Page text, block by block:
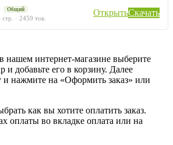
Общий
· 2459 тов.
ОткрытьСкачать
нашем интернет-магазине выберите
и добавьте его в корзину. Далее
и нажмите на «Оформить заказ» или
как вы хотите оплатить заказ.
оплаты во вкладке оплата или на